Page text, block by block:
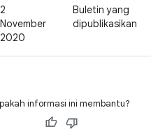
2
November
2020
Buletin yang
dipublikasikan
informasi ini membantu?